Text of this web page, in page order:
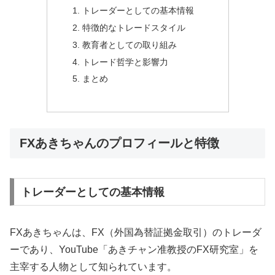
トレーダーとしての基本情報
特徴的なトレードスタイル
教育者としての取り組み
トレード哲学と影響力
まとめ
FXあきちゃんのプロフィールと特徴
トレーダーとしての基本情報
FXあきちゃんは、FX（外国為替証拠金取引）のトレーダ
ーであり、YouTube「あきチャン准教授のFX研究室」を
主宰する人物として知られています。